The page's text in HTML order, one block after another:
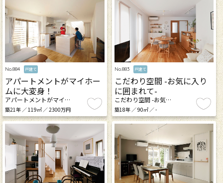
No.884 戸建て
アパートメントがマイホー
ムに大変身！
アパートメントがマイ…
築21年 ／ 119㎡ ／ 2300万円
No.883 戸建て
こだわり空間 -お気に入り
に囲まれて-
こだわり空間 -お気…
築18年 ／ 90㎡ ／ -